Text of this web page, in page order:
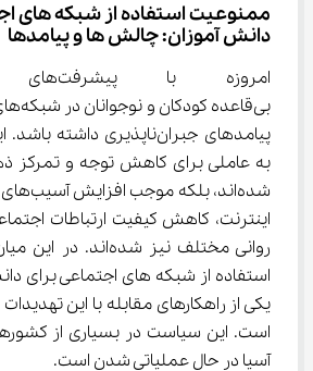
ممنوعیت
دانش‌ آموزان: چالش‌ ها و پیامدها
به عاملی برای کاهش توجه و تمرکز
شده‌اند،
اینترنت، کاهش کیفیت ارتباطات
روانی مختلف نیز
یکی از راهکارهای مقابله با این
آسیا در حال عملیاتی شدن است.